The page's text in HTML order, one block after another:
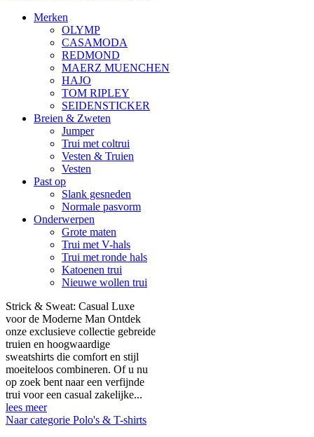
Merken
OLYMP
CASAMODA
REDMOND
MAERZ MUENCHEN
HAJO
TOM RIPLEY
SEIDENSTICKER
Breien & Zweten
Jumper
Trui met coltrui
Vesten & Truien
Vesten
Past op
Slank gesneden
Normale pasvorm
Onderwerpen
Grote maten
Trui met V-hals
Trui met ronde hals
Katoenen trui
Nieuwe wollen trui
Strick & Sweat: Casual Luxe
voor de Moderne Man Ontdek
onze exclusieve collectie gebreide
truien en hoogwaardige
sweatshirts die comfort en stijl
moeiteloos combineren. Of u nu
op zoek bent naar een verfijnde
trui voor een casual zakelijke...
lees meer
Naar categorie Polo's & T-shirts